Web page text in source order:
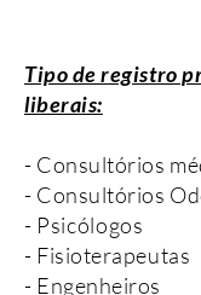
Tipo de registro
liberais:
- Consultórios
- Consultórios
- Psicólogos
- Fisioterapeutas
- Engenheiros